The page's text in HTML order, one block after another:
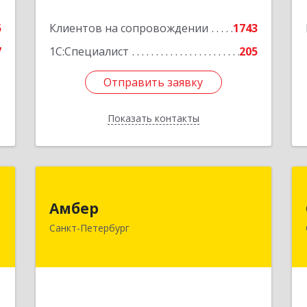
Клиентов на сопровождении
1743
1С:Специалист
205
Отправить заявку
Показать контакты
Подробнее
Отправить заявку
Назад
Амбер
Санкт-Петербург
191119, Санкт-Петербург г, Правды
Подробнее